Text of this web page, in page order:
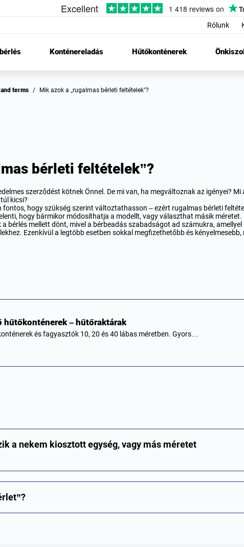
Rólunk
Konténereladás Hűtőkonténerek
and terms / Mik azok a „rugalmas bérleti feltételek”?
bérleti feltételek”?
szerződést kötnek Önnel. De mi van, ha megváltoznak az igényei? Mi
kicsi?
fontos, hogy szükség szerint változtathasson – ezért rugalmas bérleti
hogy bármikor módosíthatja a modellt, vagy választhat másik méretet.
a bérlés mellett dönt, mivel a bérbeadás szabadságot ad számukra, amellyel
Ezenkívül a legtöbb esetben sokkal megfizethetőbb és kényelmesebb,
hűtőkonténerek – hűtőraktárak
és fagyasztók 10, 20 és 40 lábas méretben. Gyors…
a nekem kiosztott egység, vagy más méretet